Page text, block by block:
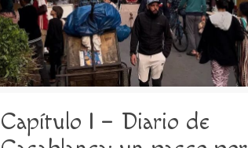
Capítulo I – Diario de